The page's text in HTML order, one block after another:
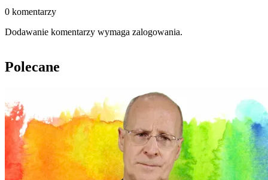
0 komentarzy
Dodawanie komentarzy wymaga zalogowania.
Polecane